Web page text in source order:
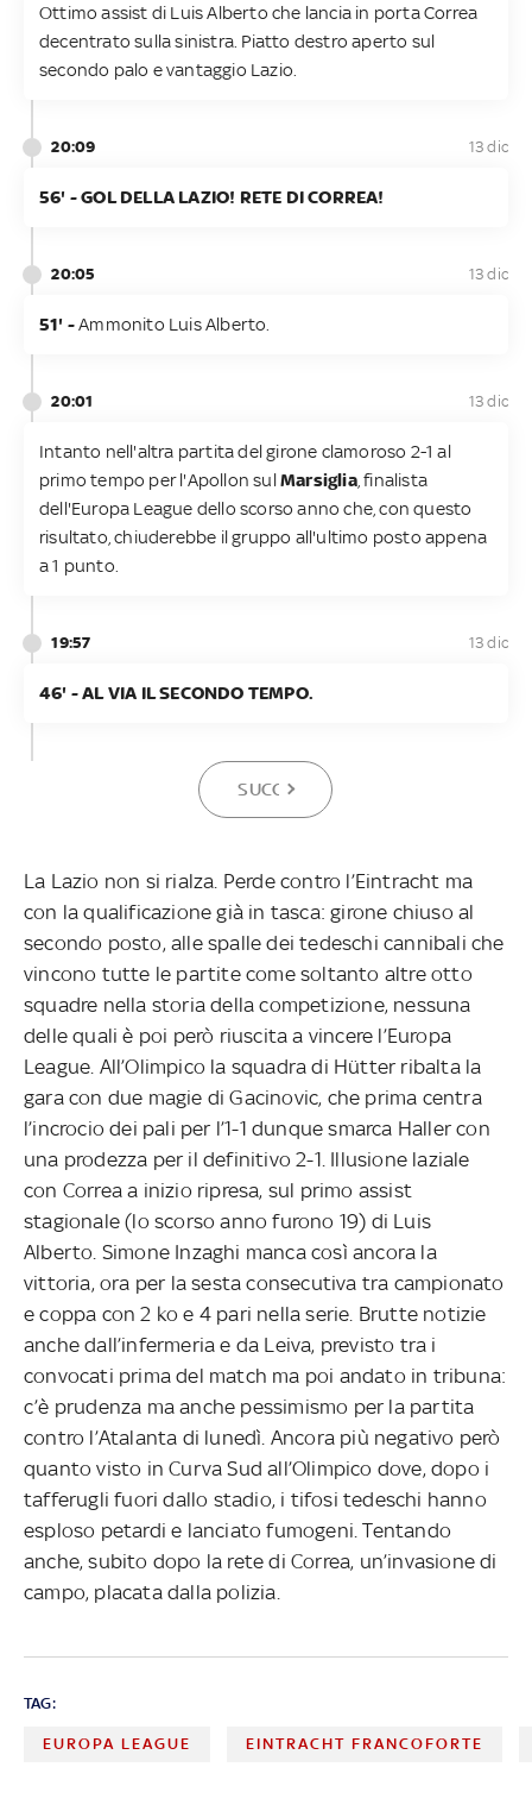
Ottimo assist di Luis Alberto che lancia in porta Correa
decentrato sulla sinistra. Piatto destro aperto sul
secondo palo e vantaggio Lazio.
20:09 13 dic
56' - GOL DELLA LAZIO! RETE DI CORREA!
20:05 13 dic
51' -​Ammonito Luis Alberto.
20:01 13 dic
Intanto nell'altra partita del girone clamoroso 2-1 al
primo tempo per l'Apollon sulMarsiglia, finalista
dell'Europa League dello scorso anno che, con questo
risultato, chiuderebbe il gruppo all'ultimo posto appena
a 1 punto.
19:57 13 dic
​46' - AL VIA IL SECONDO TEMPO.
SUCCESSIVA
La Lazio non si rialza. Perde contro l’Eintracht ma
con la qualificazione già in tasca: girone chiuso al
secondo posto, alle spalle dei tedeschi cannibali che
vincono tutte le partite come soltanto altre otto
squadre nella storia della competizione, nessuna
delle quali è poi però riuscita a vincere l’Europa
League. All’Olimpico la squadra di Hütter ribalta la
gara con due magie di Gacinovic, che prima centra
l’incrocio dei pali per l’1-1 dunque smarca Haller con
una prodezza per il definitivo 2-1. Illusione laziale
con Correa a inizio ripresa, sul primo assist
stagionale (lo scorso anno furono 19) di Luis
Alberto. Simone Inzaghi manca così ancora la
vittoria, ora per la sesta consecutiva tra campionato
e coppa con 2 ko e 4 pari nella serie. Brutte notizie
anche dall’infermeria e da Leiva, previsto tra i
convocati prima del match ma poi andato in tribuna:
c’è prudenza ma anche pessimismo per la partita
contro l’Atalanta di lunedì. Ancora più negativo però
quanto visto in Curva Sud all’Olimpico dove, dopo i
tafferugli fuori dallo stadio, i tifosi tedeschi hanno
esploso petardi e lanciato fumogeni. Tentando
anche, subito dopo la rete di Correa, un’invasione di
campo, placata dalla polizia.
TAG:
EUROPA LEAGUE EINTRACHT FRANCOFORTE